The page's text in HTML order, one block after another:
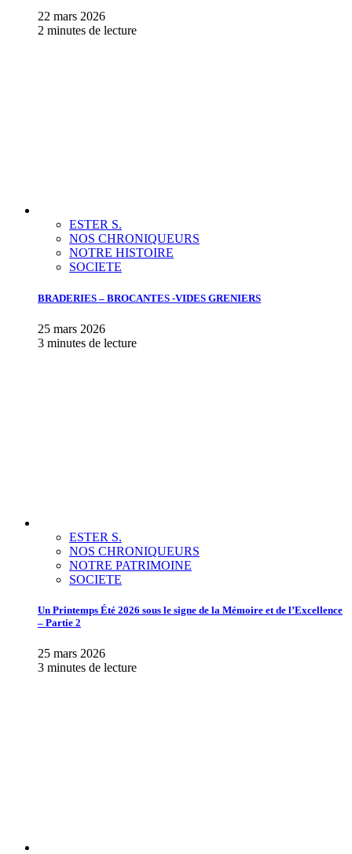
22 mars 2026
2 minutes de lecture
ESTER S.
NOS CHRONIQUEURS
NOTRE HISTOIRE
SOCIETE
BRADERIES – BROCANTES -VIDES GRENIERS
25 mars 2026
3 minutes de lecture
ESTER S.
NOS CHRONIQUEURS
NOTRE PATRIMOINE
SOCIETE
Un Printemps Été 2026 sous le signe de la Mémoire et de l’Excellence
– Partie 2
25 mars 2026
3 minutes de lecture